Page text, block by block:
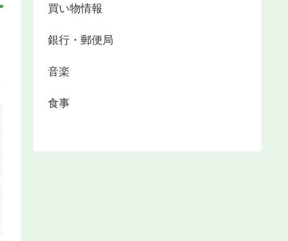
買い物情報
銀行・郵便局
音楽
食事